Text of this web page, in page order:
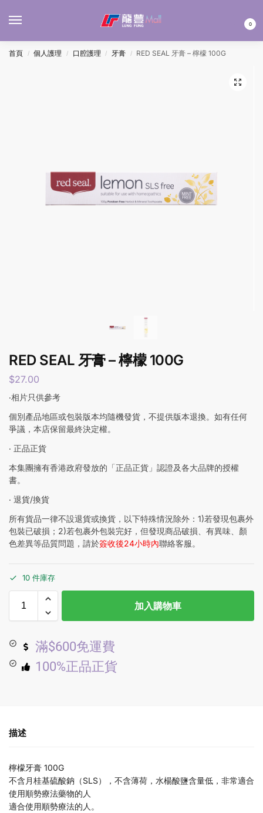
0
首頁 / 個人護理 / 口腔護理 / 牙膏 / RED SEAL 牙膏 – 檸檬 100G
RED SEAL 牙膏 – 檸檬 100G
$27.00
‧相片只供參考
個別產品地區或包裝版本均隨機發貨，不提供版本退換。如有任何
爭議，本店保留最終決定權。
‧ 正品正貨
本集團擁有香港政府發放的「正品正貨」認證及各大品牌的授權
書。
‧ 退貨/換貨
所有貨品一律不設退貨或換貨，以下特殊情況除外：1)若發現包裹外
包裝已破損；2)若包裹外包裝完好，但發現商品破損、有異味、顏
色差異等品質問題，請於簽收後24小時內聯絡客服。
10 件庫存
加入購物車
滿$600免運費
100%正品正貨
描述
檸檬牙膏 100G
不含月桂基硫酸鈉（SLS），不含薄荷，水楊酸鹽含量低，非常適合
使用順勢療法藥物的人
適合使用順勢療法的人。